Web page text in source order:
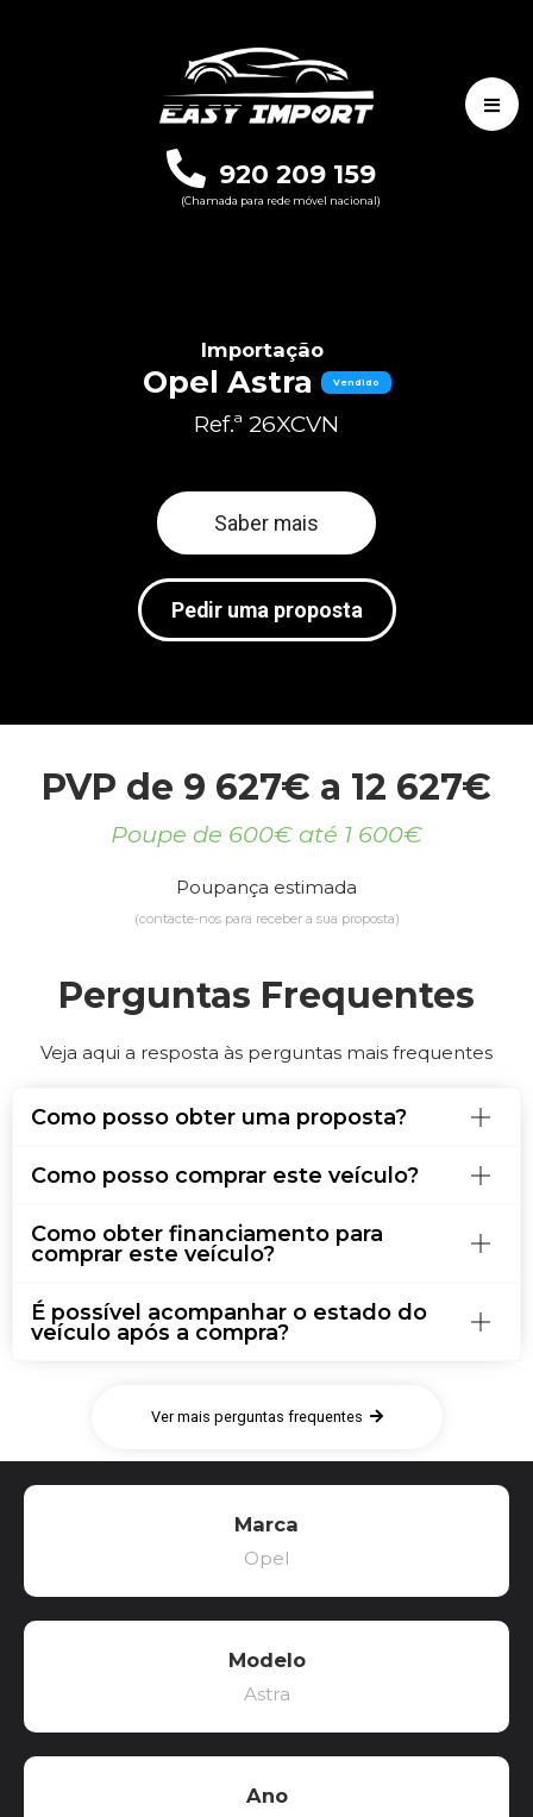
920 209 159
(Chamada para rede móvel nacional)
Importação
Opel Astra Vendido
Ref.ª 26XCVN
Saber mais
Pedir uma proposta
PVP de 9 627€ a 12 627€
Poupe de 600€ até 1 600€
Poupança estimada
(contacte-nos para receber a sua proposta)
Perguntas Frequentes
Veja aqui a resposta às perguntas mais frequentes
Como posso obter uma proposta?
Como posso comprar este veículo?
Como obter financiamento para
comprar este veículo?
É possível acompanhar o estado do
veículo após a compra?
Ver mais perguntas frequentes
Marca
Opel
Modelo
Astra
Ano